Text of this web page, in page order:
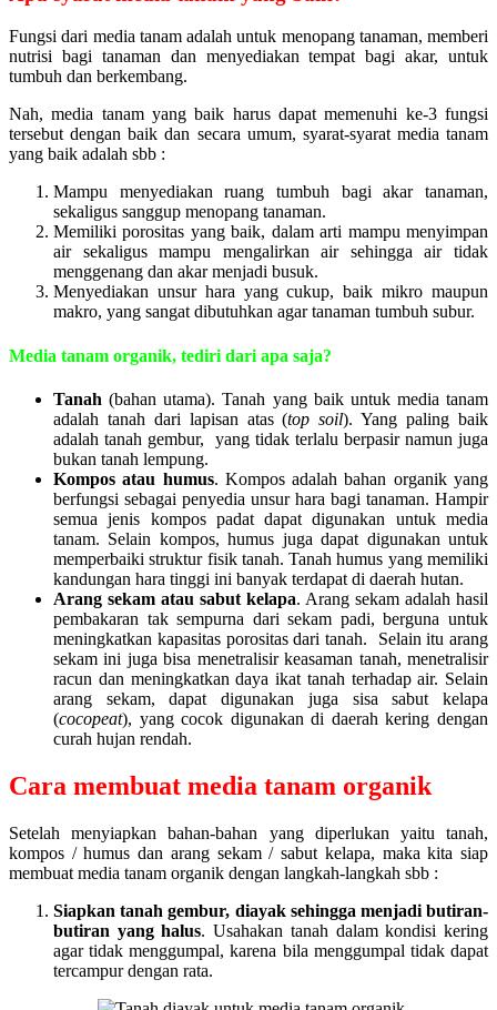
Fungsi dari media tanam adalah untuk menopang tanaman, memberi
nutrisi bagi tanaman dan menyediakan tempat bagi akar, untuk
tumbuh dan berkembang.
Nah, media tanam yang baik harus dapat memenuhi ke-3 fungsi
tersebut dengan baik dan secara umum, syarat-syarat media tanam
yang baik adalah sbb :
Mampu menyediakan ruang tumbuh bagi akar tanaman,
sekaligus sanggup menopang tanaman.
Memiliki porositas yang baik, dalam arti mampu menyimpan
air sekaligus mampu mengalirkan air sehingga air tidak
menggenang dan akar menjadi busuk.
Menyediakan unsur hara yang cukup, baik mikro maupun
makro, yang sangat dibutuhkan agar tanaman tumbuh subur.
Media tanam organik, tediri dari apa saja?
Tanah (bahan utama). Tanah yang baik untuk media tanam
adalah tanah dari lapisan atas (top soil). Yang paling baik
adalah tanah gembur, yang tidak terlalu berpasir namun juga
bukan tanah lempung.
Kompos atau humus. Kompos adalah bahan organik yang
berfungsi sebagai penyedia unsur hara bagi tanaman. Hampir
semua jenis kompos padat dapat digunakan untuk media
tanam. Selain kompos, humus juga dapat digunakan untuk
memperbaiki struktur fisik tanah. Tanah humus yang memiliki
kandungan hara tinggi ini banyak terdapat di daerah hutan.
Arang sekam atau sabut kelapa. Arang sekam adalah hasil
pembakaran tak sempurna dari sekam padi, berguna untuk
meningkatkan kapasitas porositas dari tanah. Selain itu arang
sekam ini juga bisa menetralisir keasaman tanah, menetralisir
racun dan meningkatkan daya ikat tanah terhadap air. Selain
arang sekam, dapat digunakan juga sisa sabut kelapa
(cocopeat), yang cocok digunakan di daerah kering dengan
curah hujan rendah.
Cara membuat media tanam organik
Setelah menyiapkan bahan-bahan yang diperlukan yaitu tanah,
kompos / humus dan arang sekam / sabut kelapa, maka kita siap
membuat media tanam organik dengan langkah-langkah sbb :
Siapkan tanah gembur, diayak sehingga menjadi butiran-
butiran yang halus. Usahakan tanah dalam kondisi kering
agar tidak menggumpal, karena bila menggumpal tidak dapat
tercampur dengan rata.